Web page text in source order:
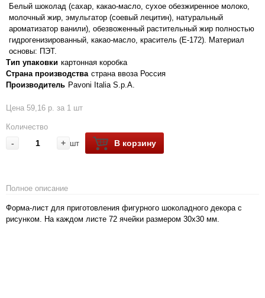
Белый шоколад (сахар, какао-масло, сухое обезжиренное молоко,
молочный жир, эмульгатор (соевый лецитин), натуральный
ароматизатор ванили), обезвоженный растительный жир полностью
гидрогенизированный, какао-масло, краситель (Е-172). Материал
основы: ПЭТ.
Тип упаковки картонная коробка
Страна производства страна ввоза Россия
Производитель Pavoni Italia S.p.A.
Цена 59,16 р. за 1 шт
Количество
- + шт В корзину
Полное описание
Форма-лист для приготовления фигурного шоколадного декора с
рисунком. На каждом листе 72 ячейки размером 30х30 мм.